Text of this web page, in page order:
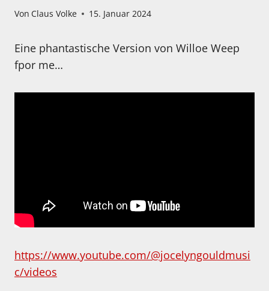
Von Claus Volke 15. Januar 2024
Eine phantastische Version von Willoe Weep
fpor me…
https://www.youtube.com/@jocelyngouldmusi
c/videos